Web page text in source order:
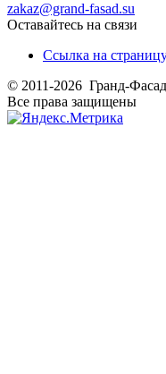
zakaz@grand-fasad.su
Оставайтесь на связи
Ссылка на
© 2011-2026 Гранд-Фасад
Все права защищены